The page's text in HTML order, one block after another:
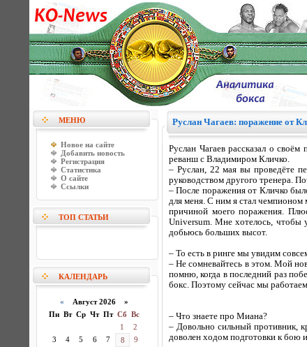
МЕНЮ
Новое на сайте
Добавить новость
Регистрация
Статистика
О сайте
Ссылки
ТОП СТАТЬИ
КАЛЕНДАРЬ
« Август 2026 »
Пн Вт Ср Чт Пт Сб Вс
1
2
3
4 5 6 7 8
9
Руслан Чагаев: поражение от
Руслан Чагаев рассказал о
реванш с Владимиром Кличко.
– Руслан, 22 мая вы проведёте
руководством другого тренера.
– После поражения от Кличко
для меня. С ним я стал чемпионом
причиной моего поражения.
Universum. Мне хотелось, чтобы
добьюсь больших высот.
– То есть в ринге мы увидим
– Не сомневайтесь в этом. Мой
помню, когда в последний раз
бокс. Поэтому сейчас мы
– Что знаете про Миана?
– Довольно сильный противник,
доволен ходом подготовки к бою